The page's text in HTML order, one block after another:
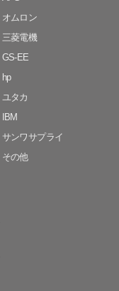
オムロン
三菱電機
GS-EE
hp
ユタカ
IBM
サンワサプライ
その他